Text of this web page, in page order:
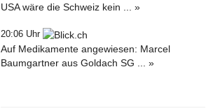
USA wäre die Schweiz kein ... »
20:06 Uhr
Auf Medikamente angewiesen: Marcel
Baumgartner aus Goldach SG ... »